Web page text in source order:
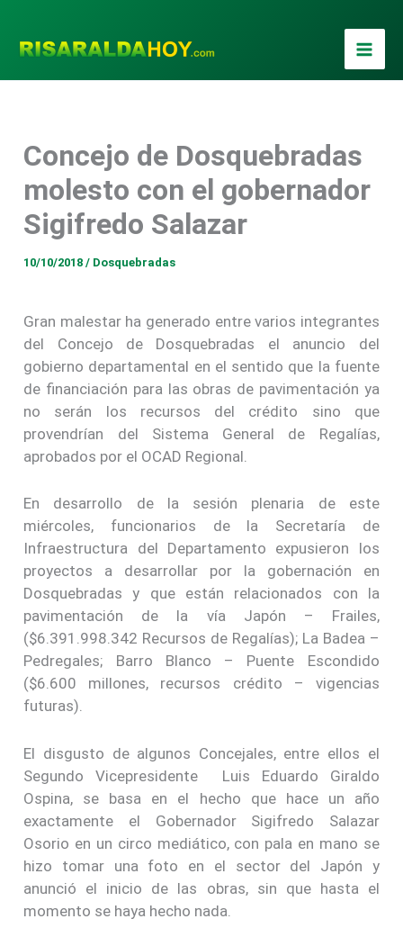
contenido
Concejo de Dosquebradas
molesto con el gobernador
Sigifredo Salazar
10/10/2018/ Dosquebradas
Gran malestar ha generado entre varios integrantes
del Concejo de Dosquebradas el anuncio del
gobierno departamental en el sentido que la fuente
de financiación para las obras de pavimentación ya
no serán los recursos del crédito sino que
provendrían del Sistema General de Regalías,
aprobados por el OCAD Regional.
En desarrollo de la sesión plenaria de este
miércoles, funcionarios de la Secretaría de
Infraestructura del Departamento expusieron los
proyectos a desarrollar por la gobernación en
Dosquebradas y que están relacionados con la
pavimentación de la vía Japón – Frailes,
($6.391.998.342 Recursos de Regalías); La Badea –
Pedregales; Barro Blanco – Puente Escondido
($6.600 millones, recursos crédito – vigencias
futuras).
El disgusto de algunos Concejales, entre ellos el
Segundo Vicepresidente Luis Eduardo Giraldo
Ospina, se basa en el hecho que hace un año
exactamente el Gobernador Sigifredo Salazar
Osorio en un circo mediático, con pala en mano se
hizo tomar una foto en el sector del Japón y
anunció el inicio de las obras, sin que hasta el
momento se haya hecho nada.